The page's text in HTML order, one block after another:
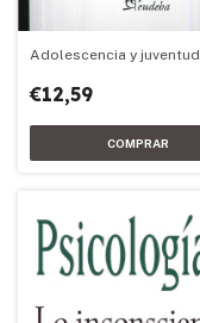
Adolescencia y juventud
€12,59